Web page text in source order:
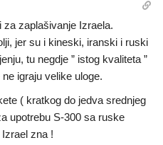
zaplašivanje Izraela.
jer su i kineski, iranski i ruski
tu negdje ” istog kvaliteta ”
igraju velike uloge.
( kratkog do jedva srednjeg
upotrebu S-300 sa ruske
zna !